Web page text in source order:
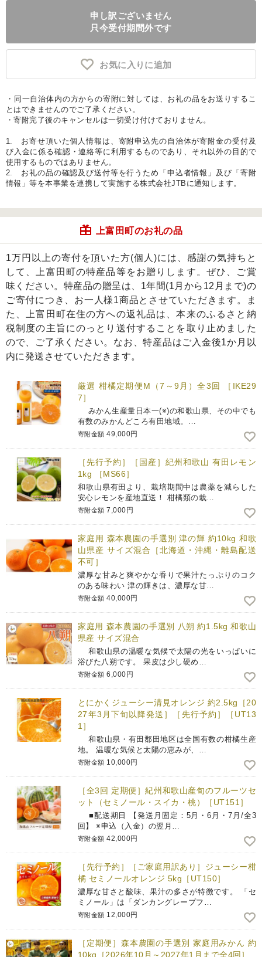
申し訳ございません
只今受付期間外です
お気に入りに追加
・同一自治体内の方からの寄附に対しては、お礼の品をお送りするこ
とはできませんのでご了承ください。
・寄附完了後のキャンセルは一切受け付けておりません。
1. お寄せ頂いた個人情報は、寄附申込先の自治体が寄附金の受付及
び入金に係る確認・連絡等に利用するものであり、それ以外の目的で
使用するものではありません。
2. お礼の品の確認及び送付等を行うため「申込者情報」及び「寄附
情報」等を本事業を連携して実施する株式会社JTBに通知します。
上富田町のお礼の品
1万円以上の寄付を頂いた方(個人)には、感謝の気持ちと
して、上富田町の特産品等をお贈りします。ぜひ、ご賞
味ください。特産品の贈呈は、1年間(1月から12月まで)の
ご寄付につき、お一人様1商品とさせていただきます。ま
た、上富田町在住の方への返礼品は、本来のふるさと納
税制度の主旨にのっとり送付することを取り止めました
ので、ご了承ください。なお、特産品はご入金後1か月以
内に発送させていただきます。
厳選 柑橘定期便M（7～9月）全3回 ［IKE29
7］
みかん生産量日本一(※)の和歌山県、その中でも
有数のみかんどころ有田地域。…
寄附金額 49,000円
［先行予約］［国産］紀州和歌山 有田レモン
1kg ［MS66］
和歌山県有田より、栽培期間中は農薬を減らした
安心レモンを産地直送！ 柑橘類の栽…
寄附金額 7,000円
家庭用 森本農園の手選別 津の輝 約10kg 和歌
山県産 サイズ混合［北海道・沖縄・離島配送
不可］
濃厚な甘みと爽やかな香りで果汁たっぷりのコク
のある味わい 津の輝きは、濃厚な甘…
寄附金額 40,000円
家庭用 森本農園の手選別 八朔 約1.5kg 和歌山
県産 サイズ混合
和歌山県の温暖な気候で太陽の光をいっぱいに
浴びた八朔です。 果皮は少し硬め…
寄附金額 6,000円
とにかくジューシー清見オレンジ 約2.5kg［20
27年3月下旬以降発送］［先行予約］［UT13
1］
和歌山県・有田郡田地区は全国有数の柑橘生産
地。 温暖な気候と太陽の恵みが、…
寄附金額 10,000円
［全3回 定期便］紀州和歌山産旬のフルーツセ
ット（セミノール・スイカ・桃）［UT151］
■配送期日 【発送月固定：5月・6月・7月/全3
回】 ※申込（入金）の翌月…
寄附金額 42,000円
［先行予約］［ご家庭用訳あり］ジューシー柑
橘 セミノールオレンジ 5kg［UT150］
濃厚な甘さと酸味、果汁の多さが特徴です。 「セ
ミノール」は「ダンカングレープフ…
寄附金額 12,000円
［定期便］森本農園の手選別 家庭用みかん 約
10kg［2026年10月～2027年1月まで全4回］